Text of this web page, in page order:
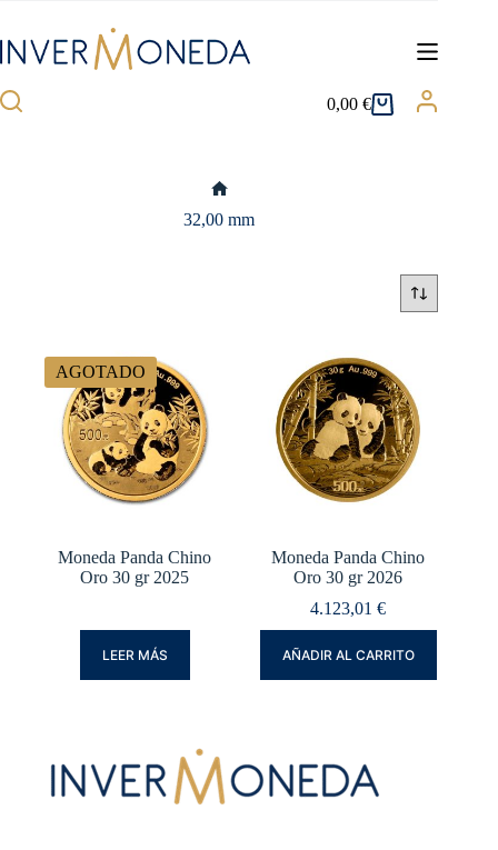
contenido
Carro
0,00€
32,00 mm
AGOTADO
Moneda Panda Chino
Oro 30 gr 2025
LEER MÁS
Moneda Panda Chino
Oro 30 gr 2026
4.123,01€
AÑADIR AL CARRITO